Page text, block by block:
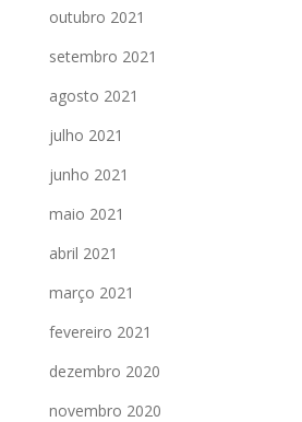
outubro 2021
setembro 2021
agosto 2021
julho 2021
junho 2021
maio 2021
abril 2021
março 2021
fevereiro 2021
dezembro 2020
novembro 2020